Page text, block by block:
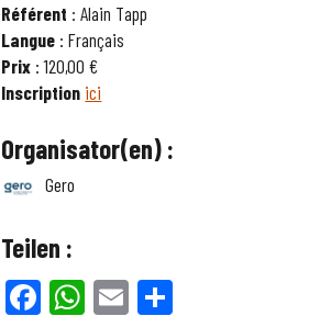
Référent : Alain Tapp
Langue : Français
Prix : 120,00 €
Inscription ici
Organisator(en) :
Gero
Teilen :
Facebook
WhatsApp
Email